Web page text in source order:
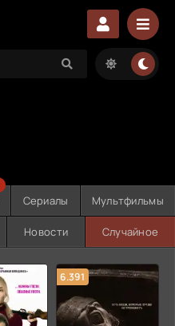
Сериалы Мультфильмы
Новости Случайное
6.391